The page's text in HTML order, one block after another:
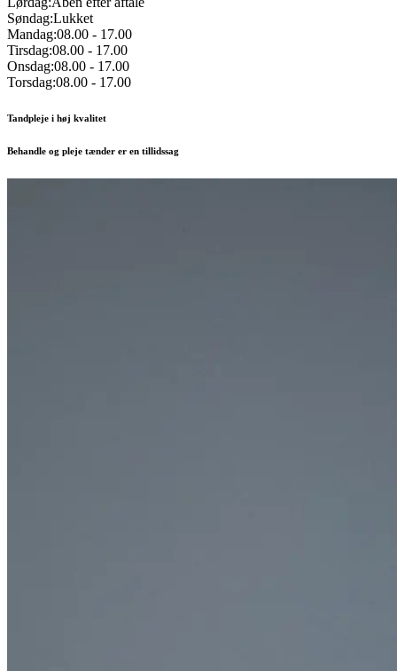
Søndag:Lukket
Mandag:08.00 - 17.00
Tirsdag:08.00 - 17.00
Onsdag:08.00 - 17.00
Torsdag:08.00 - 17.00
Tandpleje i høj kvalitet
Behandle og pleje tænder er en tillidssag